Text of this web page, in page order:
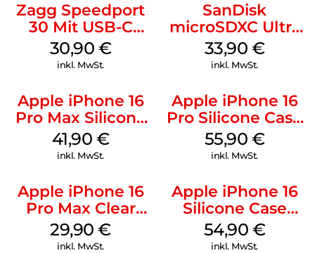
Zagg Speedport
30 Mit USB-C
Kabel Weiß
30,90 €
inkl. MwSt.
SanDisk
microSDXC Ultra
128 GB + Adapter
Mobile
33,90 €
inkl. MwSt.
Apple iPhone 16
Pro Max Silicone
Case MagSafe
Ultramarine
41,90 €
inkl. MwSt.
Apple iPhone 16
Pro Silicone Case
MagSafe Stone
Gray
55,90 €
inkl. MwSt.
Apple iPhone 16
Pro Max Clear
Case MagSafe
Transparent
29,90€
inkl. MwSt.
Apple iPhone 16
Silicone Case
MagSafe Lake
Green
54,90 €
inkl. MwSt.